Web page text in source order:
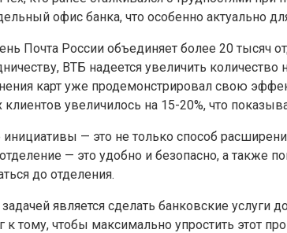
офис банка, что особенно актуально
Почта России объединяет более 20 тысяч
ВТБ надеется увеличить
карт уже продемонстрировал свою
увеличилось на 15-20%, что
— это не только способ
— это удобно и безопасно, а также
до отделения.
является сделать банковские
тому, чтобы максимально упростить этот